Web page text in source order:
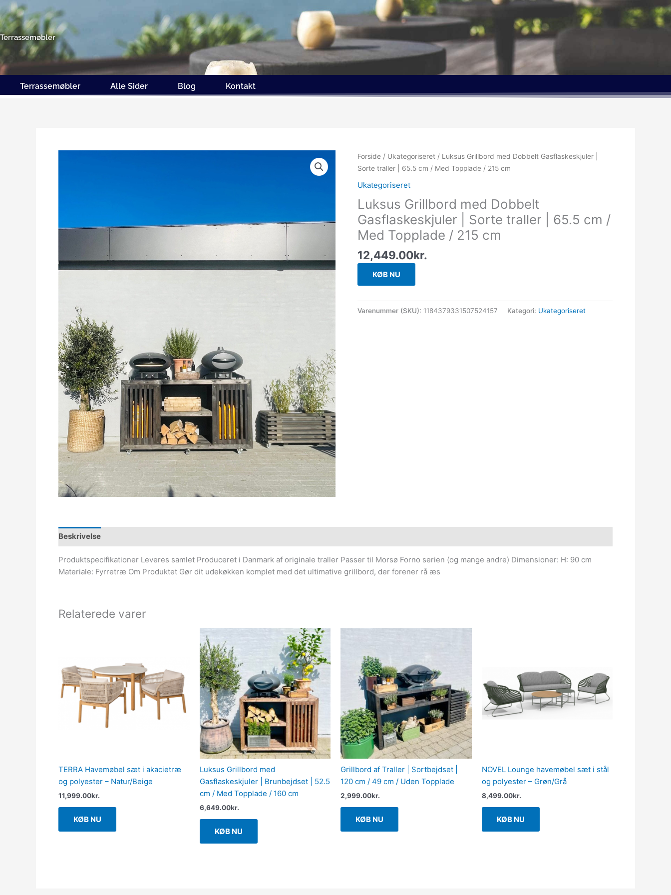
til
indholdet
Terrassemøbler
Terrassemøbler Alle Sider Blog Kontakt
Forside / Ukategoriseret / Luksus Grillbord med Dobbelt Gasflaskeskjuler |
Sorte traller | 65.5 cm / Med Topplade / 215 cm
Ukategoriseret
Luksus Grillbord med Dobbelt
Gasflaskeskjuler | Sorte traller | 65.5 cm /
Med Topplade / 215 cm
12,449.00kr.
KØB NU
Varenummer (SKU): 1184379331507524157 Kategori: Ukategoriseret
Beskrivelse
Produktspecifikationer Leveres samlet Produceret i Danmark af originale traller Passer til Morsø Forno serien (og mange andre) Dimensioner: H: 90 cm
Materiale: Fyrretræ Om Produktet Gør dit udekøkken komplet med det ultimative grillbord, der forener rå æs
Relaterede varer
TERRA Havemøbel sæt i akacietræ
og polyester – Natur/Beige
11,999.00kr.
KØB NU
Luksus Grillbord med
Gasflaskeskjuler | Brunbejdset | 52.5
cm / Med Topplade / 160 cm
6,649.00kr.
KØB NU
Grillbord af Traller | Sortbejdset |
120 cm / 49 cm / Uden Topplade
2,999.00kr.
KØB NU
NOVEL Lounge havemøbel sæt i stål
og polyester – Grøn/Grå
8,499.00kr.
KØB NU